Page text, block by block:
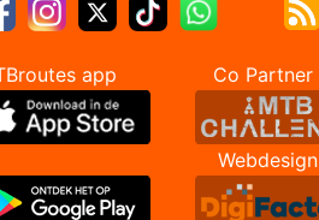
app Co Partner